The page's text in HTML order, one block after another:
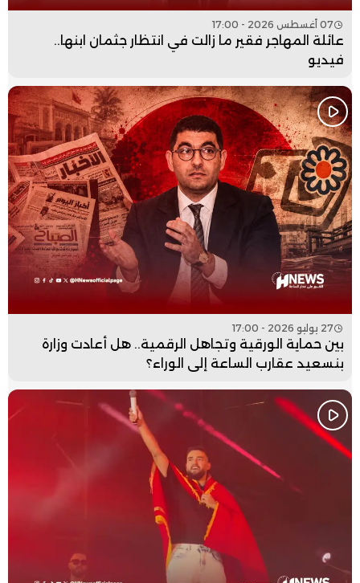
07 أغسطس 2026 - 17:00
عائلة المهاجر فقير ما زالت في انتظار جثمان ابنها..
فيديو
27 يوليو 2026 - 17:00
بين حماية الورقية وتجاهل الرقمية.. هل أعادت وزارة
بنسعيد عقارب الساعة إلى الوراء؟